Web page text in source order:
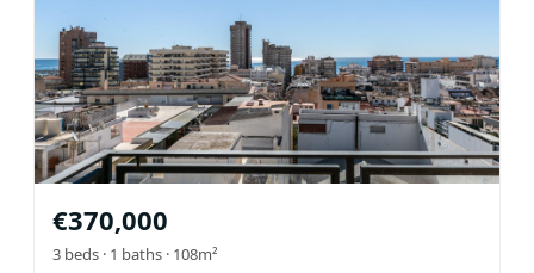
€370,000
3 beds · 1 baths · 108m²